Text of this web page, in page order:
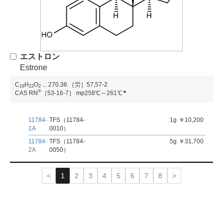
エストロン
Estrone
C18 H 22O2 ... 270.36
［労］57,57-2
CAS RN ® ［53-16-7］ mp258℃～261℃ ▲
11784-
1A
TFS（11784-
0010）
1g ￥10,200
11784-
2A
TFS（11784-
0050）
5g ￥31,700
1 2 3 4 5 6 7 8